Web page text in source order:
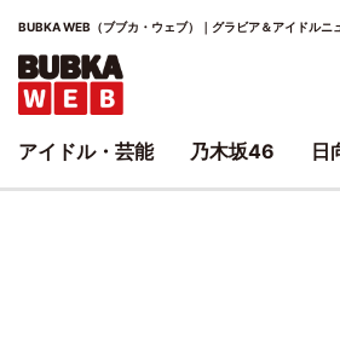
BUBKA WEB（ブブカ・ウェブ）｜グラビア＆アイドルニ
アイドル・芸能 乃木坂46 日